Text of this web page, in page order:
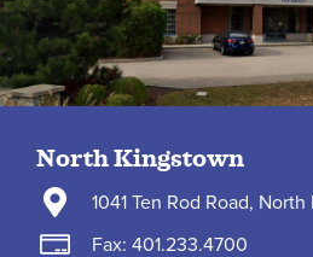
North Kingstown
1041 Ten Rod Road,
Fax: 401.233.4700